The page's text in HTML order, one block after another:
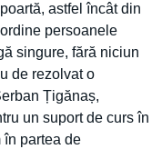
astfel încât din
persoanele
singure, fără niciun
de rezolvat o
Țigănaș,
un suport de curs în
în partea de